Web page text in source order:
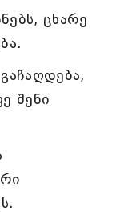
ცხარე
შენი